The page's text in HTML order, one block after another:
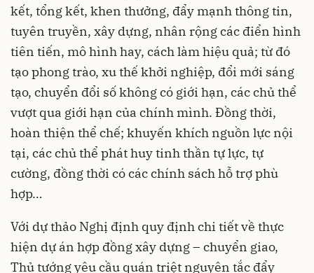
kết, tổng kết, khen thưởng, đẩy mạnh thông tin,
tuyên truyền, xây dựng, nhân rộng các điển hình
tiên tiến, mô hình hay, cách làm hiệu quả; từ đó
tạo phong trào, xu thế khởi nghiệp, đổi mới sáng
tạo, chuyển đổi số không có giới hạn, các chủ thể
vượt qua giới hạn của chính mình. Đồng thời,
hoàn thiện thể chế; khuyến khích nguồn lực nội
tại, các chủ thể phát huy tinh thần tự lực, tự
cường, đồng thời có các chính sách hỗ trợ phù
hợp…
Với dự thảo Nghị định quy định chi tiết về thực
hiện dự án hợp đồng xây dựng – chuyển giao,
Thủ tướng yêu cầu quán triệt nguyên tắc đẩy